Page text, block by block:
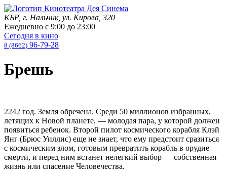
КБР, г. Нальчик, ул. Кирова, 320
Ежедневно с 9:00 до 23:00
Сегодня в кино
8 (8662) 96-79-28
Брешь
2242 год. Земля обречена. Среди 50 миллионов избранных,
летящих к Новой планете, — молодая пара, у которой должен
появиться ребенок. Второй пилот космического корабля Клэй
Янг (Брюс Уиллис) еще не знает, что ему предстоит сразиться
с космическим злом, готовым превратить корабль в орудие
смерти, и перед ним встанет нелегкий выбор — собственная
жизнь или спасение Человечества.